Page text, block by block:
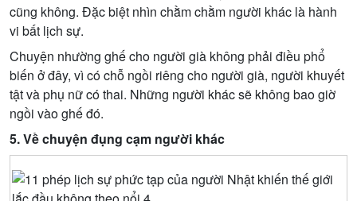
cũng không. Đặc biệt nhìn chằm chằm người khác là hành
vi bất lịch sự.
Chuyện nhường ghế cho người già không phải điều phổ
biến ở đây, vì có chỗ ngồi riêng cho người già, người khuyết
tật và phụ nữ có thai. Những người khác sẽ không bao giờ
ngồi vào ghế đó.
5. Về chuyện đụng cạm người khác